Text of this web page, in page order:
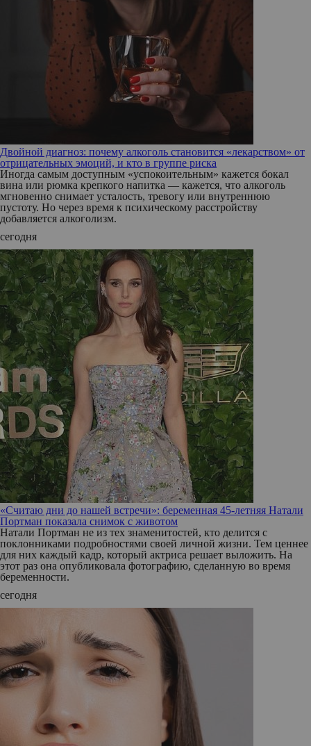
Двойной диагноз: почему алкоголь становится «лекарством» от
отрицательных эмоций, и кто в группе риска
Иногда самым доступным «успокоительным» кажется бокал
вина или рюмка крепкого напитка — кажется, что алкоголь
мгновенно снимает усталость, тревогу или внутреннюю
пустоту. Но через время к психическому расстройству
добавляется алкоголизм.
сегодня
«Считаю дни до нашей встречи»: беременная 45-летняя Натали
Портман показала снимок с животом
Натали Портман не из тех знаменитостей, кто делится с
поклонниками подробностями своей личной жизни. Тем ценнее
для них каждый кадр, который актриса решает выложить. На
этот раз она опубликовала фотографию, сделанную во время
беременности.
сегодня